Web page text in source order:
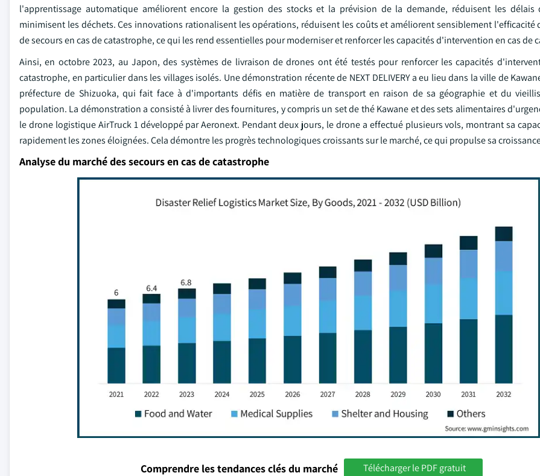
l'apprentissage automatique améliorent encore la gestion des stocks et la prévision de la demande, réduisent les délais
minimisent les déchets. Ces innovations rationalisent les opérations, réduisent les coûts et améliorent sensiblement l'efficacité
de secours en cas de catastrophe, ce qui les rend essentielles pour moderniser et renforcer les capacités d'intervention en cas de
Ainsi, en octobre 2023, au Japon, des systèmes de livraison de drones ont été testés pour renforcer les capacités
catastrophe, en particulier dans les villages isolés. Une démonstration récente de NEXT DELIVERY a eu lieu dans la ville de
préfecture de Shizuoka, qui fait face à d'importants défis en matière de transport en raison de sa géographie et du
population. La démonstration a consisté à livrer des fournitures, y compris un set de thé Kawane et des sets alimentaires
le drone logistique AirTruck 1 développé par Aeronext. Pendant deux jours, le drone a effectué plusieurs vols, montrant sa
rapidement les zones éloignées. Cela démontre les progrès technologiques croissants sur le marché, ce qui propulse sa
Analyse du marché des secours en cas de catastrophe
Comprendre les tendances clés du marché Télécharger le PDF gratuit